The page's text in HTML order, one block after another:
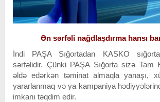
Ən sərfəli nağdlaşdırma hansı
İndi PAŞA Sığortadan KASKO
sərfəlidir. Çünki PAŞA Sığorta sizə Tam
əldə edərkən təminat almaqla yanaşı,
yararlanmaq və ya kampaniya
imkanı təqdim edir.